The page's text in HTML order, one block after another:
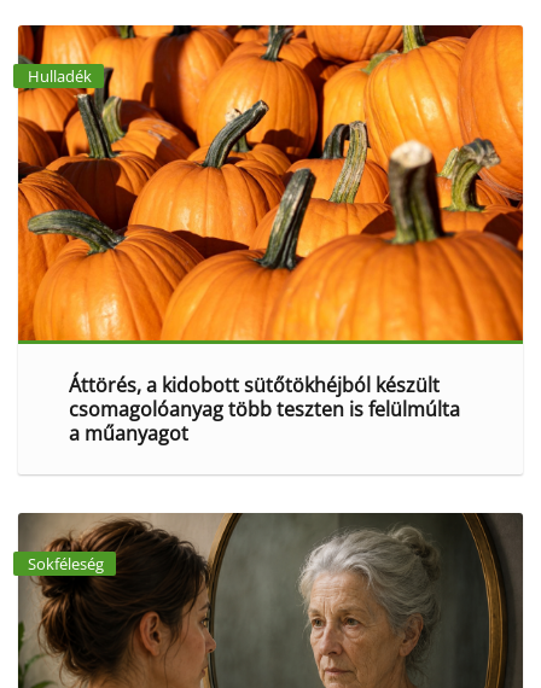
Hulladék
Áttörés, a kidobott sütőtökhéjból készült
csomagolóanyag több teszten is felülmúlta
a műanyagot
Sokféleség